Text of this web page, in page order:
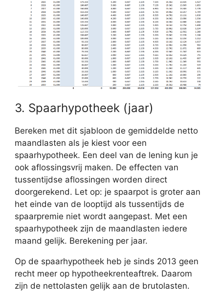
3. Spaarhypotheek (jaar)
Bereken met dit sjabloon de gemiddelde netto
maandlasten als je kiest voor een
spaarhypotheek. Een deel van de lening kun je
ook aflossingsvrij maken. De effecten van
tussentijdse aflossingen worden direct
doorgerekend. Let op: je spaarpot is groter aan
het einde van de looptijd als tussentijds de
spaarpremie niet wordt aangepast. Met een
spaarhypotheek zijn de maandlasten iedere
maand gelijk. Berekening per jaar.
Op de spaarhypotheek heb je sinds 2013 geen
recht meer op hypotheekrenteaftrek. Daarom
zijn de nettolasten gelijk aan de brutolasten.